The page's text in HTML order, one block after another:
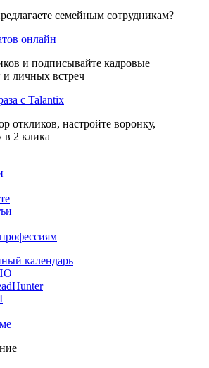
семейным сотрудникам?
онлайн
и подписывайте кадровые
и личных встреч
с Talantix
откликов, настройте воронку,
в 2 клика
календарь